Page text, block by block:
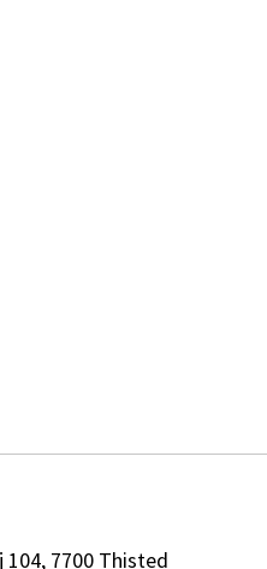
104, 7700 Thisted